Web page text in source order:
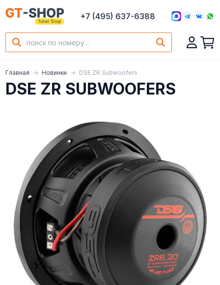
+7 (495) 637-6388
Главная Новинки DSE ZR Subwoofers
DSE ZR SUBWOOFERS